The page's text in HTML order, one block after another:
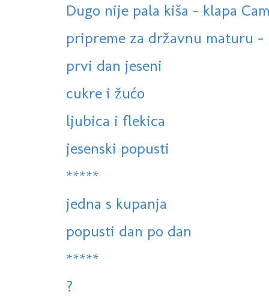
Dugo nije pala kiša - klapa
pripreme za državnu maturu -
prvi dan jeseni
cukre i žućo
ljubica i flekica
jesenski popusti
*****
jedna s kupanja
popusti dan po dan
*****
?